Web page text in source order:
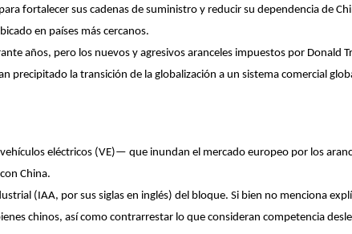
fortalecer sus cadenas de suministro y reducir su dependencia de
en países más cercanos.
años, pero los nuevos y agresivos aranceles impuestos por Donald
la transición de la globalización a un sistema comercial
eléctricos (VE)— que inundan el mercado europeo por los
China.
(IAA, por sus siglas en inglés) del bloque. Si bien no menciona
chinos, así como contrarrestar lo que consideran competencia